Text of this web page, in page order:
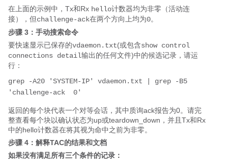
在上面的示例中，Tx和Rx hello计数器均为非零（活动连
接），但challenge-ack在两个方向上均为0。
步骤 3：手动搜索命令
要快速显示已保存的vdaemon.txt(或包含show control
connections detail输出的任何文件)中的候选记录，请运
行：
grep -A20 'SYSTEM-IP' vdaemon.txt | grep -B5
'challenge-ack  0'
返回的每个块代表一个对等会话，其中质询ack报告为0。请完
整查看每个块以确认状态为up或teardown_down，并且Tx和Rx
中的hello计数器在将其视为命中之前为非零。
步骤 4：解释TAC的结果和文档
如果没有满足所有三个条件的记录：